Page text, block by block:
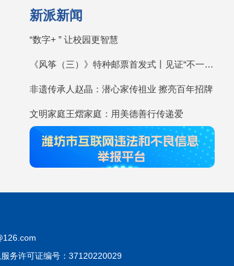
新派新闻
“数字+ ” 让校园更智慧
《风筝（三）》特种邮票首发式丨见证“不一YOUNG的潍坊”
非遗传承人赵晶：潜心家传祖业 擦亮百年招牌
文明家庭王熠家庭：用美德善行传递爱
务许可证编号：37120220029